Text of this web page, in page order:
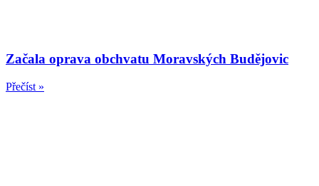
Začala oprava obchvatu Moravských Budějovic
Přečíst »